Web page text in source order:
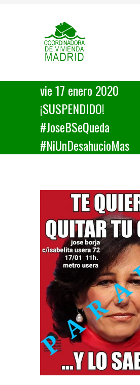
vie 17 enero 2020
¡SUSPENDIDO!
#JoseBSeQueda
#NiUnDesahucioMas